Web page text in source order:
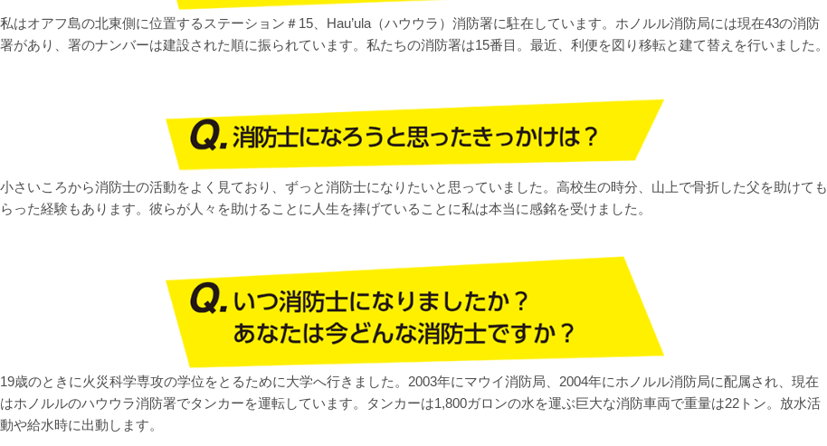
私はオアフ島の北東側に位置するステーション＃15、Hau’ula（ハウウラ）消防署に駐在しています。ホノルル消防局には現在43の消防
署があり、署のナンバーは建設された順に振られています。私たちの消防署は15番目。最近、利便を図り移転と建て替えを行いました。
小さいころから消防士の活動をよく見ており、ずっと消防士になりたいと思っていました。高校生の時分、山上で骨折した父を助けても
らった経験もあります。彼らが人々を助けることに人生を捧げていることに私は本当に感銘を受けました。
19歳のときに火災科学専攻の学位をとるために大学へ行きました。2003年にマウイ消防局、2004年にホノルル消防局に配属され、現在
はホノルルのハウウラ消防署でタンカーを運転しています。タンカーは1,800ガロンの水を運ぶ巨大な消防車両で重量は22トン。放水活
動や給水時に出動します。